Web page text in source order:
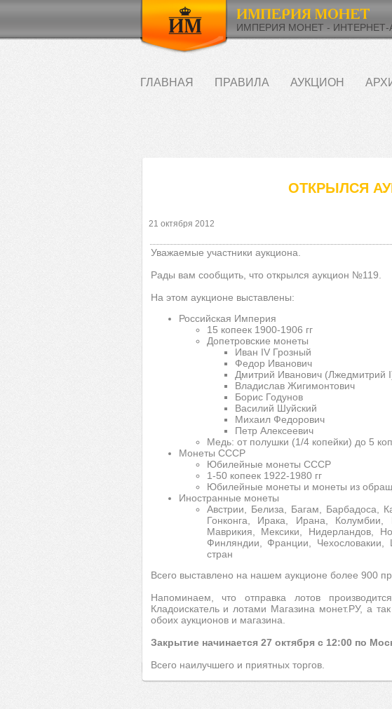
ИМПЕРИЯ МОНЕТ - ИНТЕРНЕТ-
ГЛАВНАЯ ПРАВИЛА АУКЦИОН
ОТКРЫЛСЯ
21 октября 2012
Уважаемые участники аукциона.
Рады вам сообщить, что открылся аукцион №119.
На этом аукционе выставлены:
Российская Империя
15 копеек 1900-1906 гг
Допетровские монеты
Иван IV Грозный
Федор Иванович
Дмитрий Иванович (Лжедмитрий
Владислав Жигимонтович
Борис Годунов
Василий Шуйский
Михаил Федорович
Петр Алексеевич
Медь: от полушки (1/4 копейки) до 5
Монеты СССР
Юбилейные монеты СССР
1-50 копеек 1922-1980 гг
Юбилейные монеты и монеты из
Иностранные монеты
Австрии, Белиза, Багам, Барбадоса,
Гонконга, Ирака, Ирана,
Маврикия, Мексики, Нидерландов,
Финляндии, Франции,
стран
Всего выставлено на нашем аукционе более 900
Напоминаем, что отправка лотов
Кладоискатель и лотами Магазина монет.РУ, а
обоих аукционов и магазина.
Закрытие начинается 27 октября с 12:00 по
Всего наилучшего и приятных торгов.